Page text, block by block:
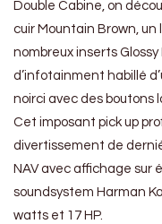
Double Cabine, on
cuir Mountain Brown, un
nombreux inserts
d’infotainment habillé
noirci avec des boutons
Cet imposant pick up
divertissement de
NAV avec affichage sur
soundsystem Harman
watts et 17 HP.